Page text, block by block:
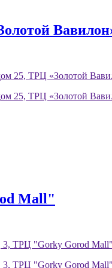
25, ТРЦ «Золотой
25, ТРЦ «Золотой
Mall"
3, ТРЦ "Gorky Gorod Mall"
3, ТРЦ "Gorky Gorod Mall"